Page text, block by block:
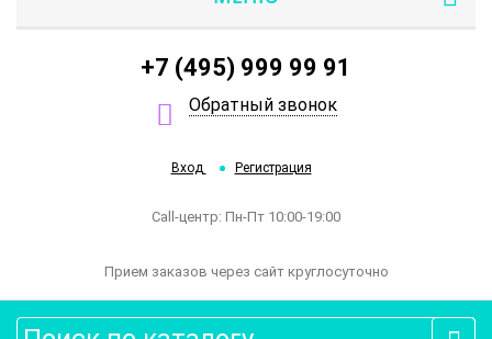
+7 (495) 999 99 91
Обратный звонок
Вход Регистрация
Call-центр: Пн-Пт 10:00-19:00
Прием заказов через сайт круглосуточно